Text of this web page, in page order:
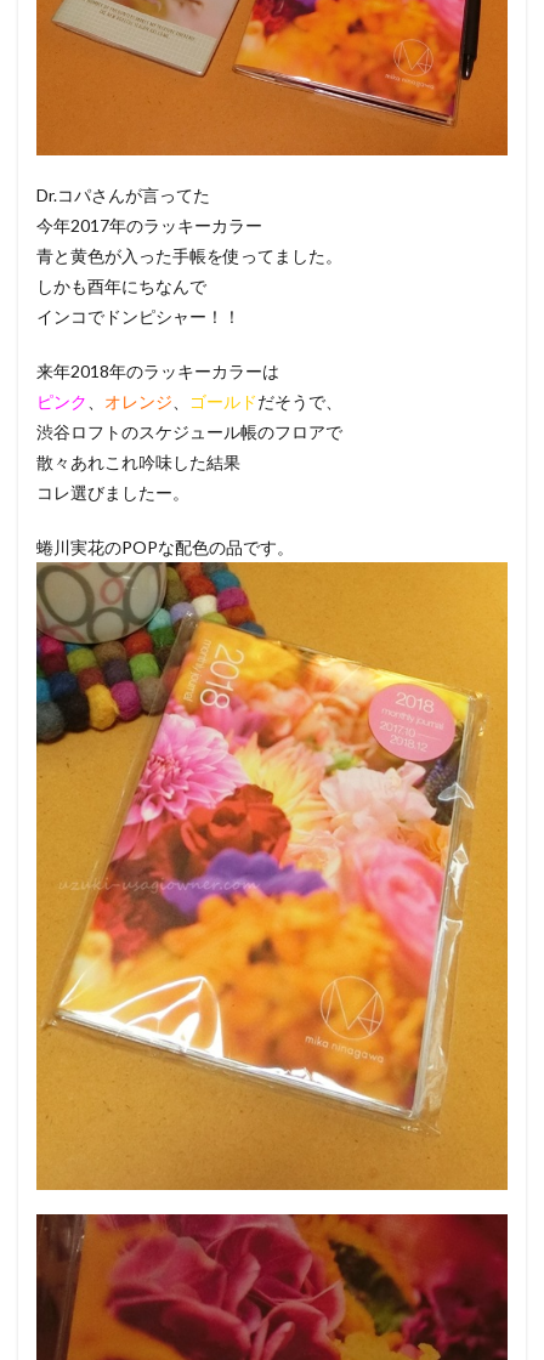
Dr.コパさんが言ってた
今年2017年のラッキーカラー
青と黄色が入った手帳を使ってました。
しかも酉年にちなんで
インコでドンピシャー！！
来年2018年のラッキーカラーは
ピンク
オレンジ ゴールドだそうで、
渋谷ロフトのスケジュール帳のフロアで
散々あれこれ吟味した結果
コレ選びましたー。
蜷川実花のPOPな配色の品です。